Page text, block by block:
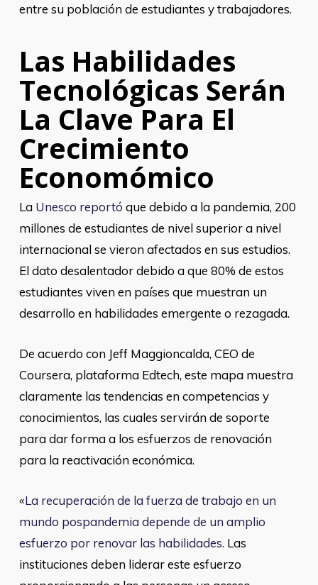
entre su población de estudiantes y trabajadores.
Las Habilidades
Tecnológicas Serán
La Clave Para El
Crecimiento
Economómico
La Unesco reportó que debido a la pandemia, 200
millones de estudiantes de nivel superior a nivel
internacional se vieron afectados en sus estudios.
El dato desalentador debido a que 80% de estos
estudiantes viven en países que muestran un
desarrollo en habilidades emergente o rezagada.
De acuerdo con Jeff Maggioncalda, CEO de
Coursera, plataforma Edtech, este mapa muestra
claramente las tendencias en competencias y
conocimientos, las cuales servirán de soporte
para dar forma a los esfuerzos de renovación
para la reactivación económica.
«La recuperación de la fuerza de trabajo en un
mundo pospandemia depende de un amplio
esfuerzo por renovar las habilidades. Las
instituciones deben liderar este esfuerzo